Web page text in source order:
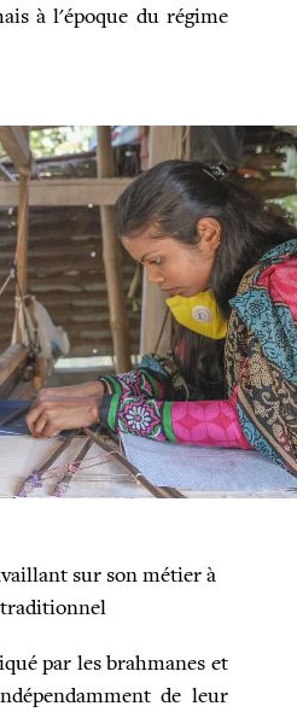
à l'époque du régime
sur son métier à
par les brahmanes et
de leur